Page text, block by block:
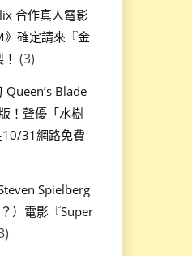
合作真人電影
》確定請來『金
(3)
Blade
！聲優「水樹
31網路免費
Spielberg
）電影『Super